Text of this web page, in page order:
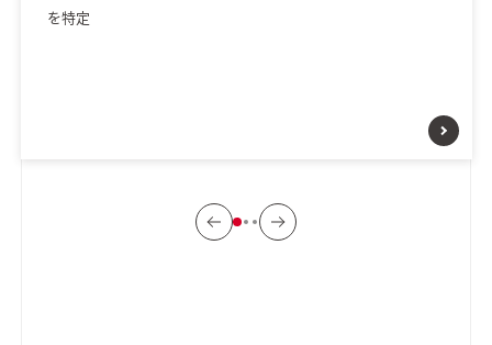
を特定